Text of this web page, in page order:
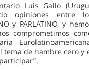
Luis Gallo
opiniones entre
y PARLATINO, y
comprometimos
tema de hambre cero y